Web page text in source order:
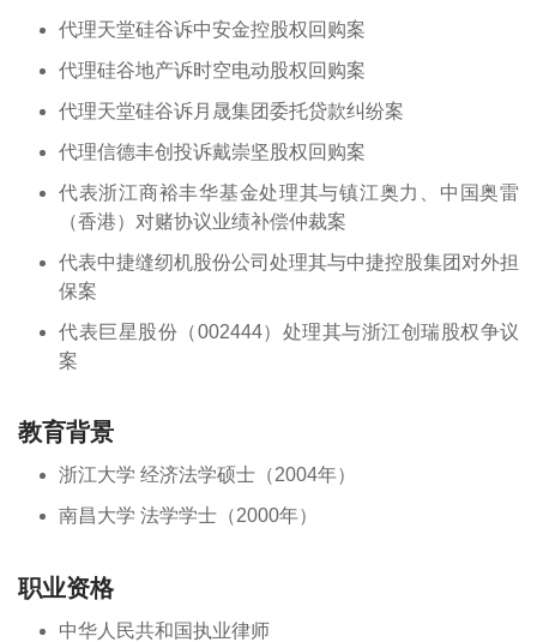
代理天堂硅谷诉中安金控股权回购案
代理硅谷地产诉时空电动股权回购案
代理天堂硅谷诉月晟集团委托贷款纠纷案
代理信德丰创投诉戴崇坚股权回购案
代表浙江商裕丰华基金处理其与镇江奥力、中国奥雷
（香港）对赌协议业绩补偿仲裁案
代表中捷缝纫机股份公司处理其与中捷控股集团对外担
保案
代表巨星股份（002444）处理其与浙江创瑞股权争议
案
教育背景
浙江大学 经济法学硕士（2004年）
南昌大学 法学学士（2000年）
职业资格
中华人民共和国执业律师